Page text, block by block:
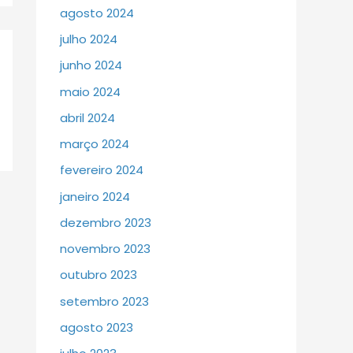
agosto 2024
julho 2024
junho 2024
maio 2024
abril 2024
março 2024
fevereiro 2024
janeiro 2024
dezembro 2023
novembro 2023
outubro 2023
setembro 2023
agosto 2023